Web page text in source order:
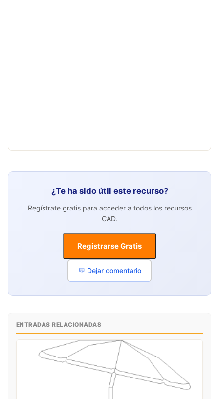
¿Te ha sido útil este recurso?
Regístrate gratis para acceder a todos los recursos
CAD.
Registrarse Gratis
💬 Dejar comentario
ENTRADAS RELACIONADAS